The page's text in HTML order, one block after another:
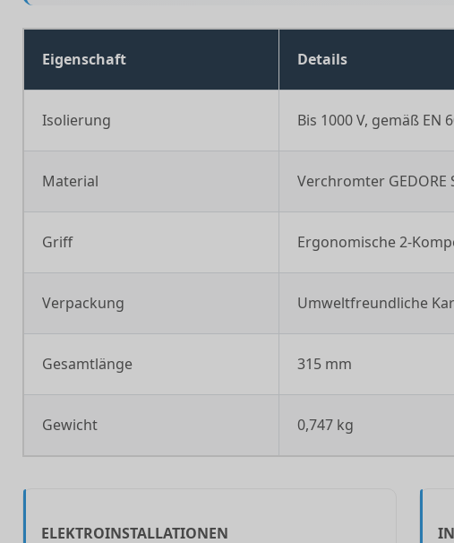
Eigenschaft Details
Isolierung Bis 1000 V, gemäß EN
Material Verchromter
Griff Ergonomische 2-
Verpackung Umweltfreundliche
Gesamtlänge 315 mm
Gewicht 0,747 kg
ELEKTROINSTALLATIONEN